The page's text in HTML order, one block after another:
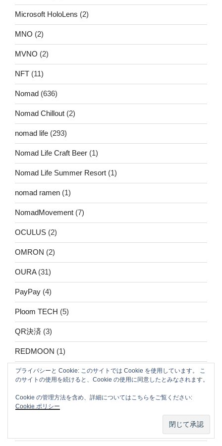
Microsoft HoloLens (2)
MNO (2)
MVNO (2)
NFT (11)
Nomad (636)
Nomad Chillout (2)
nomad life (293)
Nomad Life Craft Beer (1)
Nomad Life Summer Resort (1)
nomad ramen (1)
NomadMovement (7)
OCULUS (2)
OMRON (2)
OURA(31)
PayPay (4)
Ploom TECH (5)
QR決済 (3)
REDMOON (1)
retaW(1)
Shoes(1)
プライバシーと Cookie: このサイトでは Cookie を使用しています。 こ
のサイトの使用を続けると、Cookie の使用に同意したとみなされます。
Cookie の管理方法を含め、詳細についてはこちらをご覧ください:
Cookie ポリシー